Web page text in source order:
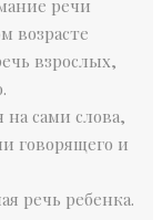
речи
возрасте
взрослых,
на сами слова,
говорящего и
речь ребенка.